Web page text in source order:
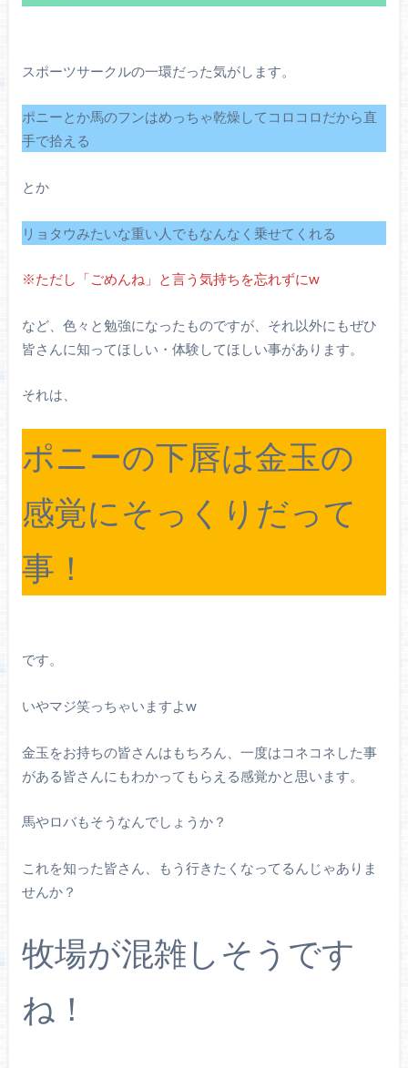
スポーツサークルの一環だった気がします。
ポニーとか馬のフンはめっちゃ乾燥してコロコロだから直
手で拾える
とか
リョタウみたいな重い人でもなんなく乗せてくれる
※ただし「ごめんね」と言う気持ちを忘れずにw
など、色々と勉強になったものですが、それ以外にもぜひ
皆さんに知ってほしい・体験してほしい事があります。
それは、
ポニーの下唇は金玉の
感覚にそっくりだって
事！
です。
いやマジ笑っちゃいますよw
金玉をお持ちの皆さんはもちろん、一度はコネコネした事
がある皆さんにもわかってもらえる感覚かと思います。
馬やロバもそうなんでしょうか？
これを知った皆さん、もう行きたくなってるんじゃありま
せんか？
牧場が混雑しそうです
ね！